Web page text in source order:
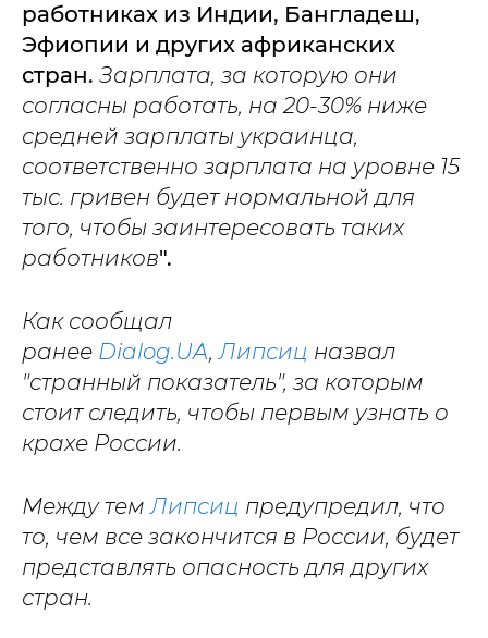
работниках из Индии, Бангладеш,
Эфиопии и других африканских
стран. Зарплата, за которую они
согласны работать, на 20-30% ниже
средней зарплаты украинца,
соответственно зарплата на уровне 15
тыс. гривен будет нормальной для
того, чтобы заинтересовать таких
работников".
Как сообщал
ранее Dialog.UA,Липсиц назвал
"странный показатель", за которым
стоит следить, чтобы первым узнать о
крахе России.
Между темЛипсиц предупредил, что
то, чем все закончится в России, будет
представлять опасность для других
стран.